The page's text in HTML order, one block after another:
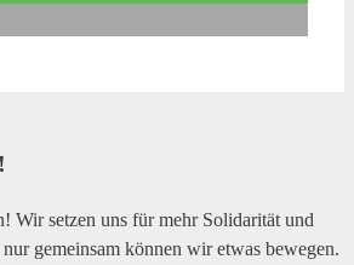
Wir setzen uns für mehr Solidarität und
gemeinsam können wir etwas bewegen.